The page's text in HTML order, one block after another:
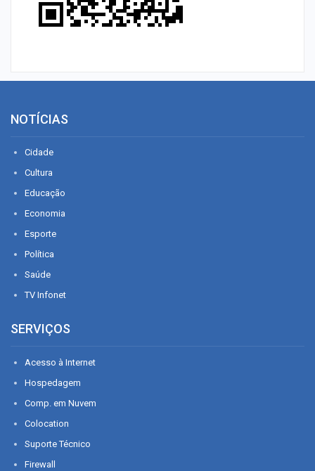
NOTÍCIAS
Cidade
Cultura
Educação
Economia
Esporte
Política
Saúde
TV Infonet
SERVIÇOS
Acesso à Internet
Hospedagem
Comp. em Nuvem
Colocation
Suporte Técnico
Firewall